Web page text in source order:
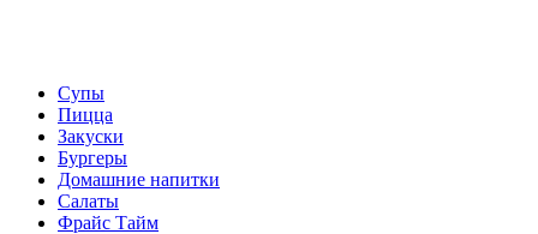
Супы
Пицца
Закуски
Бургеры
Домашние напитки
Салаты
Фрайс Тайм